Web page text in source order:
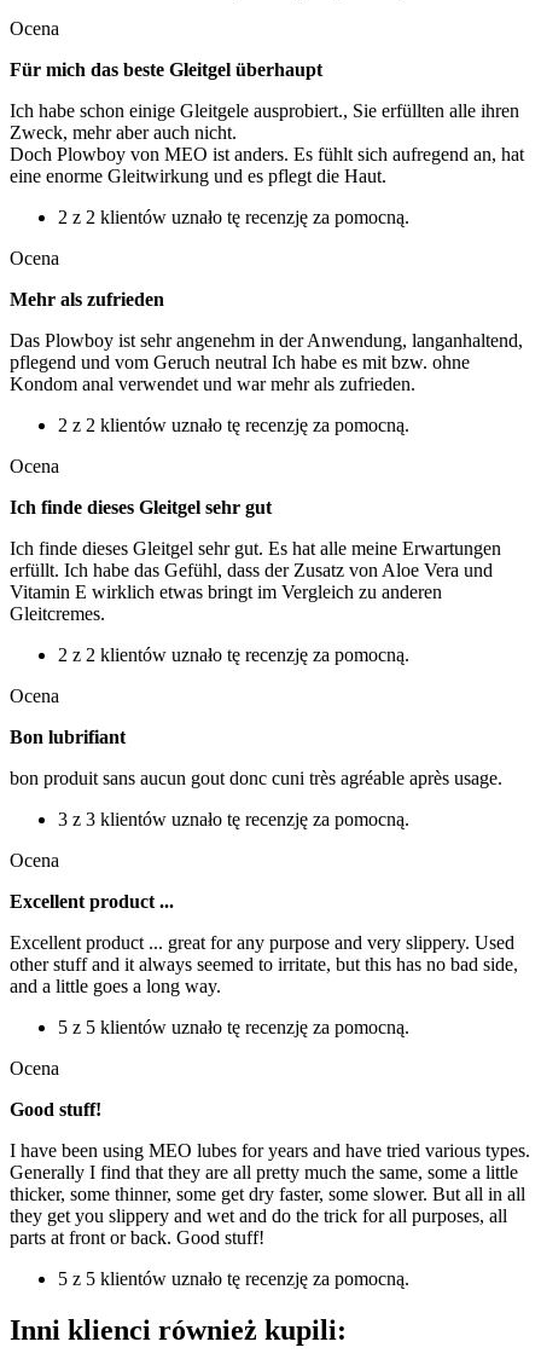
Ocena
Für mich das beste Gleitgel überhaupt
Ich habe schon einige Gleitgele ausprobiert., Sie erfüllten alle ihren
Zweck, mehr aber auch nicht.
Doch Plowboy von MEO ist anders. Es fühlt sich aufregend an, hat
eine enorme Gleitwirkung und es pflegt die Haut.
2 z 2 klientów uznało tę recenzję za pomocną.
Ocena
Mehr als zufrieden
Das Plowboy ist sehr angenehm in der Anwendung, langanhaltend,
pflegend und vom Geruch neutral Ich habe es mit bzw. ohne
Kondom anal verwendet und war mehr als zufrieden.
2 z 2 klientów uznało tę recenzję za pomocną.
Ocena
Ich finde dieses Gleitgel sehr gut
Ich finde dieses Gleitgel sehr gut. Es hat alle meine Erwartungen
erfüllt. Ich habe das Gefühl, dass der Zusatz von Aloe Vera und
Vitamin E wirklich etwas bringt im Vergleich zu anderen
Gleitcremes.
2 z 2 klientów uznało tę recenzję za pomocną.
Ocena
Bon lubrifiant
bon produit sans aucun gout donc cuni très agréable après usage.
3 z 3 klientów uznało tę recenzję za pomocną.
Ocena
Excellent product ...
Excellent product ... great for any purpose and very slippery. Used
other stuff and it always seemed to irritate, but this has no bad side,
and a little goes a long way.
5 z 5 klientów uznało tę recenzję za pomocną.
Ocena
Good stuff!
I have been using MEO lubes for years and have tried various types.
Generally I find that they are all pretty much the same, some a little
thicker, some thinner, some get dry faster, some slower. But all in all
they get you slippery and wet and do the trick for all purposes, all
parts at front or back. Good stuff!
5 z 5 klientów uznało tę recenzję za pomocną.
Inni klienci również kupili: